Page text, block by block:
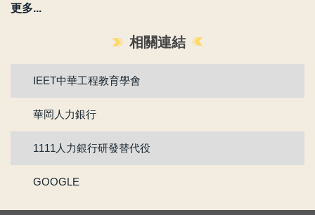
更多...
相關連結
IEET中華工程教育學會
華岡人力銀行
1111人力銀行研發替代役
GOOGLE